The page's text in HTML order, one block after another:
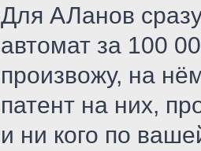
Для АЛанов
автомат за 100
произвожу, на
патент на них,
и ни кого по